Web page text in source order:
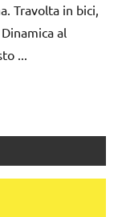
Travolta in bici,
al
...